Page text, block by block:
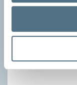
Vid två års ålder
meningsstruktur.
i turtagning i